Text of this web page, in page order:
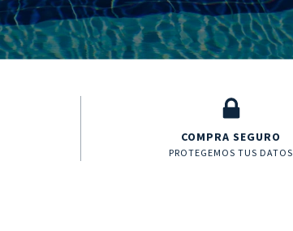
COMPRA SEGURO
PROTEGEMOS TUS DATOS